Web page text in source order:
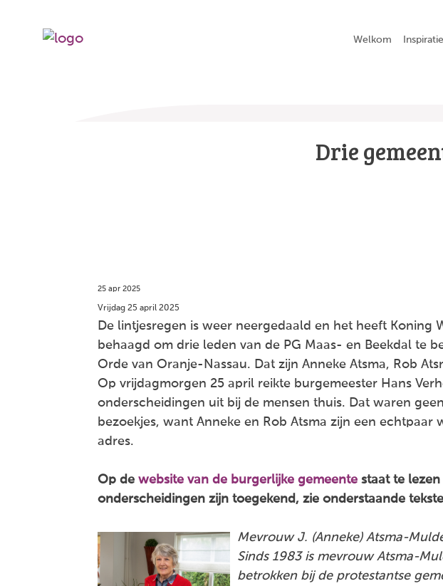
Welkom Inspiratie
Drie
25 apr 2025
Vrijdag 25 april 2025
De lintjesregen is weer neergedaald en het heeft Koning
behaagd om drie leden van de PG Maas- en Beekdal te
Orde van Oranje-Nassau. Dat zijn Anneke Atsma, Rob
Op vrijdagmorgen 25 april reikte burgemeester Hans
onderscheidingen uit bij de mensen thuis. Dat waren
bezoekjes, want Anneke en Rob Atsma zijn een echtpaar
adres.
Op de website van de burgerlijke gemeente staat te
onderscheidingen zijn toegekend, zie onderstaande
Mevrouw J. (Anneke) Atsma-
Sinds 1983 is mevrouw Atsma-
betrokken bij de protestantse